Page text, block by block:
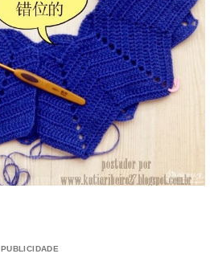
PUBLICIDADE